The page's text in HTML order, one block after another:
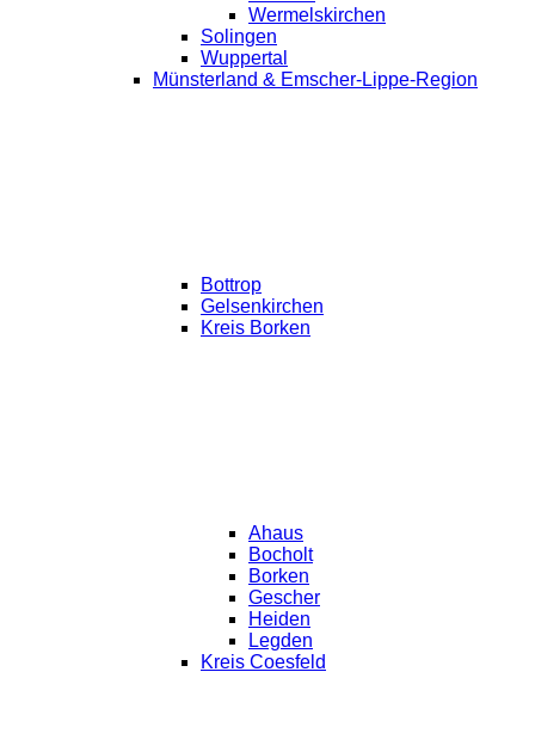
Wermelskirchen
Solingen
Wuppertal
Münsterland & Emscher-Lippe-Region
Bottrop
Gelsenkirchen
Kreis Borken
Ahaus
Bocholt
Borken
Gescher
Heiden
Legden
Kreis Coesfeld